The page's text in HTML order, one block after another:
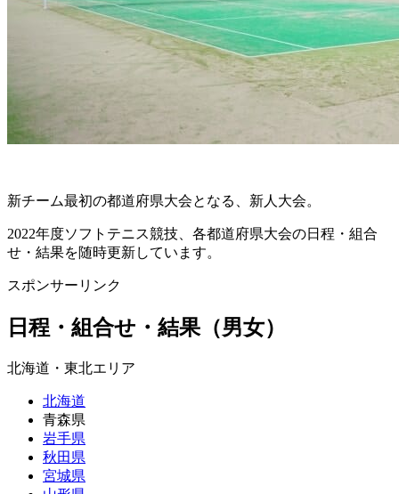
新チーム最初の都道府県大会となる、新人大会。
2022年度ソフトテニス競技、各都道府県大会の日程・組合
せ・結果を随時更新しています。
スポンサーリンク
日程・組合せ・結果（男女）
北海道・東北エリア
北海道
青森県
岩手県
秋田県
宮城県